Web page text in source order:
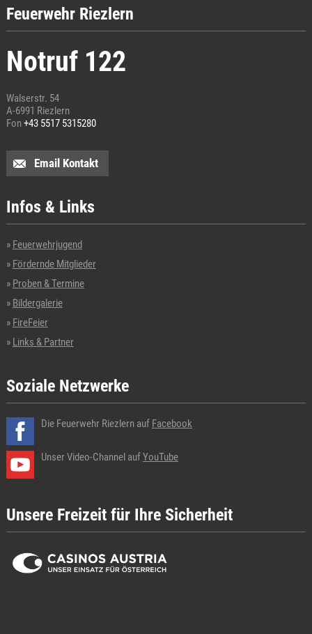
Feuerwehr Riezlern
Notruf 122
Walserstr. 54
A-6991 Riezlern
Fon+43 5517 5315280
Email Kontakt
Infos & Links
Feuerwehrjugend
Fördernde Mitglieder
Proben & Termine
Bildergalerie
FireFeier
Links & Partner
Soziale Netzwerke
Die Feuerwehr Riezlern auf Facebook
Unser Video-Channel auf YouTube
Unsere Freizeit für Ihre Sicherheit